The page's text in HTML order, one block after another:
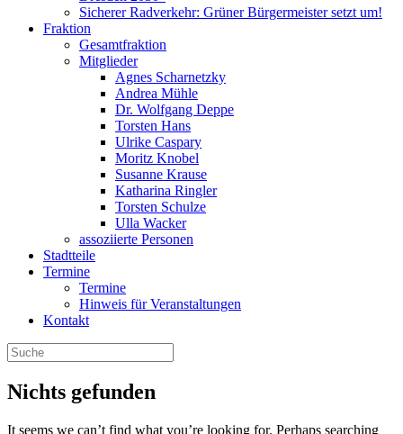
Sicherer Radverkehr: Grüner Bürgermeister setzt um!
Fraktion
Gesamtfraktion
Mitglieder
Agnes Scharnetzky
Andrea Mühle
Dr. Wolfgang Deppe
Torsten Hans
Ulrike Caspary
Moritz Knobel
Susanne Krause
Katharina Ringler
Torsten Schulze
Ulla Wacker
assoziierte Personen
Stadtteile
Termine
Termine
Hinweis für Veranstaltungen
Kontakt
Nichts gefunden
It seems we can’t find what you’re looking for. Perhaps searching